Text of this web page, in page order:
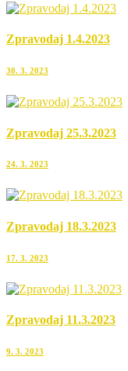
Zpravodaj 1.4.2023
30. 3. 2023
Zpravodaj 25.3.2023
24. 3. 2023
Zpravodaj 18.3.2023
17. 3. 2023
Zpravodaj 11.3.2023
9. 3. 2023